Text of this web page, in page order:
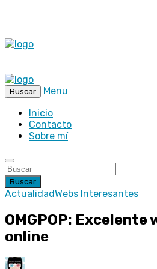
Buscar
Menu
Inicio
Contacto
Sobre mí
Buscar
ActualidadWebs Interesantes
OMGPOP: Excelente
online